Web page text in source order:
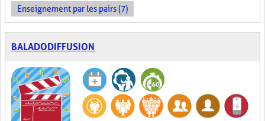
Enseignement par les pairs (7)
BALADODIFFUSION